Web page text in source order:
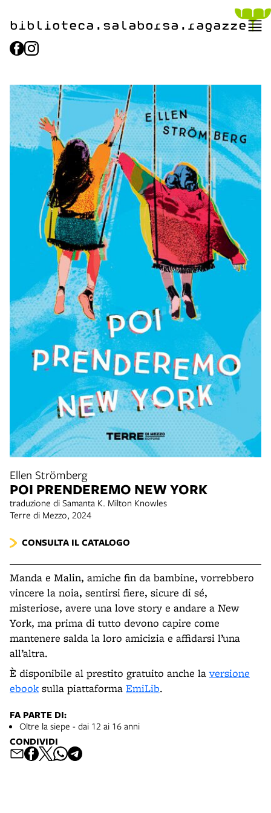
biblioteca.​salaborsa.ragazze
Ellen Strömberg
POI PRENDEREMO NEW YORK
traduzione di Samanta K. Milton Knowles
Terre di Mezzo, 2024
CONSULTA IL CATALOGO
Manda e Malin, amiche fin da bambine, vorrebbero
vincere la noia, sentirsi fiere, sicure di sé,
misteriose, avere una love story e andare a New
York, ma prima di tutto devono capire come
mantenere salda la loro amicizia e affidarsi l’una
all’altra.
È disponibile al prestito gratuito anche laversione
ebook sulla piattaforma EmiLib.
FA PARTE DI:
Oltre la siepe - dai 12 ai 16 anni
CONDIVIDI